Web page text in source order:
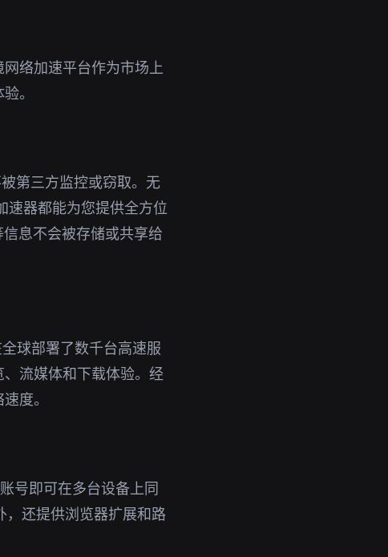
络加速平台作为市场上
。
第三方监控或窃取。无
速器都能为您提供全方位
息不会被存储或共享给
球部署了数千台高速服
流媒体和下载体验。经
度。
号即可在多台设备上同
，还提供浏览器扩展和路